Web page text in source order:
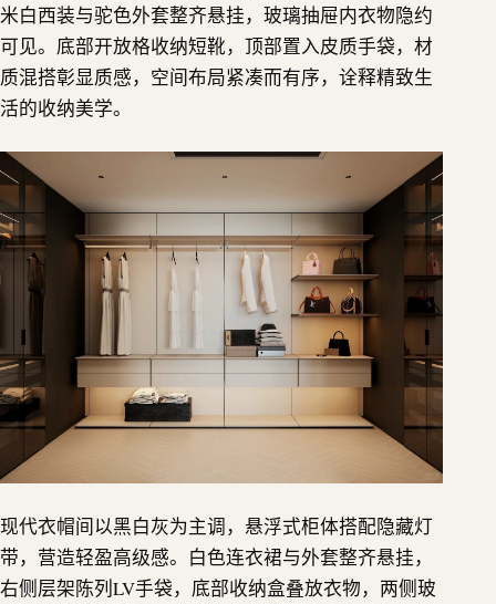
米白西装与驼色外套整齐悬挂，玻璃抽屉内衣物隐约
可见。底部开放格收纳短靴，顶部置入皮质手袋，材
质混搭彰显质感，空间布局紧凑而有序，诠释精致生
活的收纳美学。
现代衣帽间以黑白灰为主调，悬浮式柜体搭配隐藏灯
带，营造轻盈高级感。白色连衣裙与外套整齐悬挂，
右侧层架陈列LV手袋，底部收纳盒叠放衣物，两侧玻